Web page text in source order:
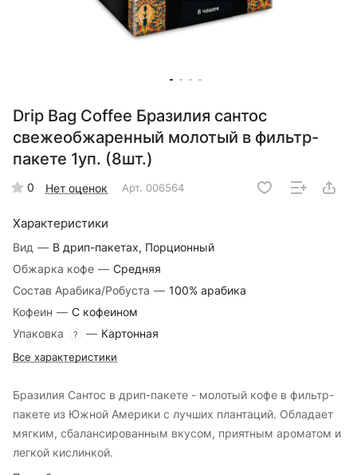
Drip Bag Coffee Бразилия сантос
свежеобжаренный молотый в фильтр-
пакете 1уп. (8шт.)
0 Нет оценок Арт. 006564
Характеристики
Вид — В дрип-пакетах, Порционный
Обжарка кофе — Средняя
Состав Арабика/Робуста — 100% арабика
Кофеин — С кофеином
Упаковка
? — Картонная
Все характеристики
Бразилия Сантос в дрип-пакете - молотый кофе в фильтр-
пакете из Южной Америки с лучших плантаций. Обладает
мягким, сбалансированным вкусом, приятным ароматом и
легкой кислинкой.